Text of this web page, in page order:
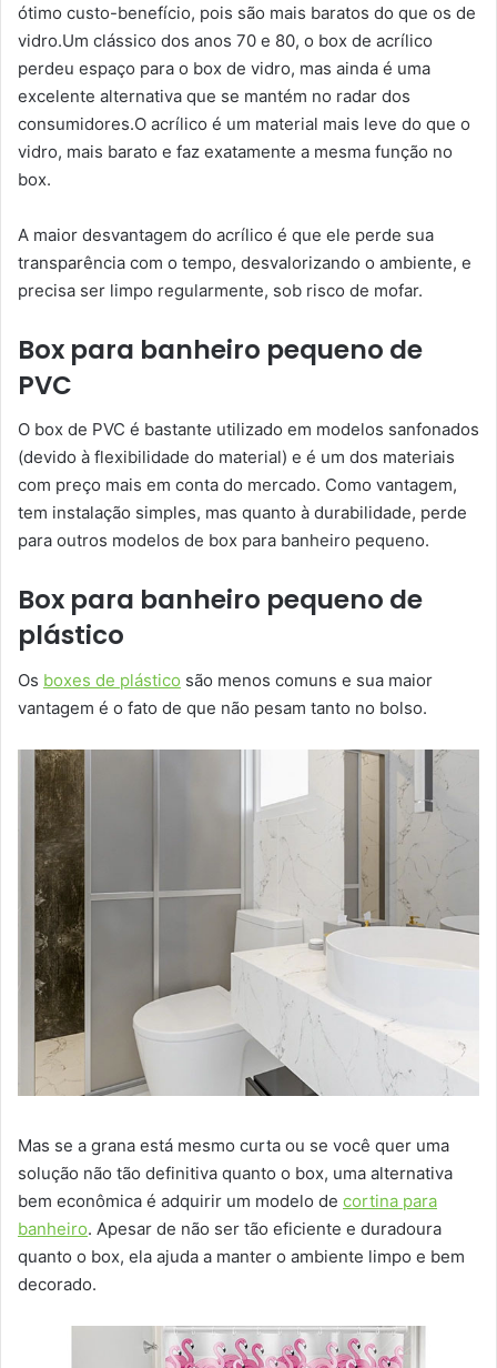
ótimo custo-benefício, pois são mais baratos do que os de
vidro.Um clássico dos anos 70 e 80, o box de acrílico
perdeu espaço para o box de vidro, mas ainda é uma
excelente alternativa que se mantém no radar dos
consumidores.O acrílico é um material mais leve do que o
vidro, mais barato e faz exatamente a mesma função no
box.
A maior desvantagem do acrílico é que ele perde sua
transparência com o tempo, desvalorizando o ambiente, e
precisa ser limpo regularmente, sob risco de mofar.
Box para banheiro pequeno de
PVC
O box de PVC é bastante utilizado em modelos sanfonados
(devido à flexibilidade do material) e é um dos materiais
com preço mais em conta do mercado. Como vantagem,
tem instalação simples, mas quanto à durabilidade, perde
para outros modelos de box para banheiro pequeno.
Box para banheiro pequeno de
plástico
Os boxes de plástico são menos comuns e sua maior
vantagem é o fato de que não pesam tanto no bolso.
Mas se a grana está mesmo curta ou se você quer uma
solução não tão definitiva quanto o box, uma alternativa
bem econômica é adquirir um modelo de cortina para
banheiro. Apesar de não ser tão eficiente e duradoura
quanto o box, ela ajuda a manter o ambiente limpo e bem
decorado.